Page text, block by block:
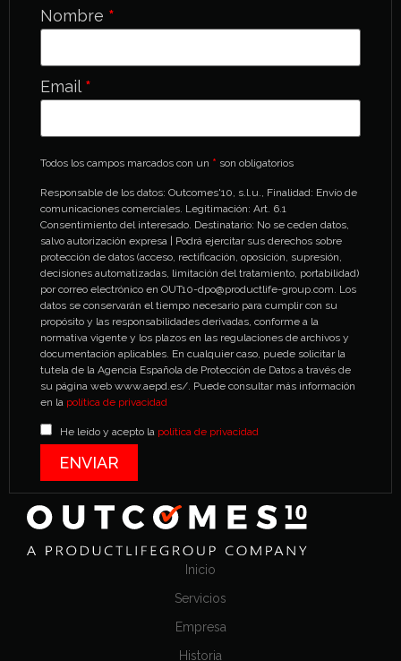
Nombre *
Email *
Todos los campos marcados con un * son obligatorios
Responsable de los datos: Outcomes'10, s.l.u., Finalidad: Envío de
comunicaciones comerciales. Legitimación: Art. 6.1
Consentimiento del interesado. Destinatario: No se ceden datos,
salvo autorización expresa | Podrá ejercitar sus derechos sobre
protección de datos (acceso, rectificación, oposición, supresión,
decisiones automatizadas, limitación del tratamiento, portabilidad)
por correo electrónico en OUT10-dpo@productlife-group.com. Los
datos se conservarán el tiempo necesario para cumplir con su
propósito y las responsabilidades derivadas, conforme a la
normativa vigente y los plazos en las regulaciones de archivos y
documentación aplicables. En cualquier caso, puede solicitar la
tutela de la Agencia Española de Protección de Datos a través de
su página web www.aepd.es/. Puede consultar más información
en la política de privacidad
He leído y acepto la política de privacidad
Inicio
Servicios
Empresa
Historia